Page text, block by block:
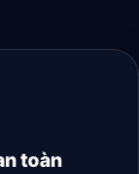
toàn